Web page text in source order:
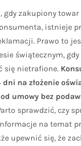
gdy zakupiony towar
istnieje
Prawo to
świątecznym,
się nietrafione.
dni na złożenie
umowy bez
sprawdzić, czy
na temat
upewnić się, że